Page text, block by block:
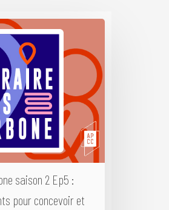
saison 2 Ep5 :
pour concevoir et